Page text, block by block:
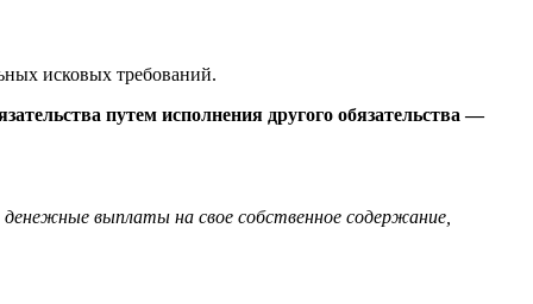
исковых требований.
путем исполнения другого обязательства —
выплаты на свое собственное содержание,